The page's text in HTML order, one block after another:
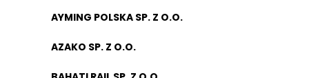
AYMING POLSKA SP. Z O.O.
AZAKO SP. Z O.O.